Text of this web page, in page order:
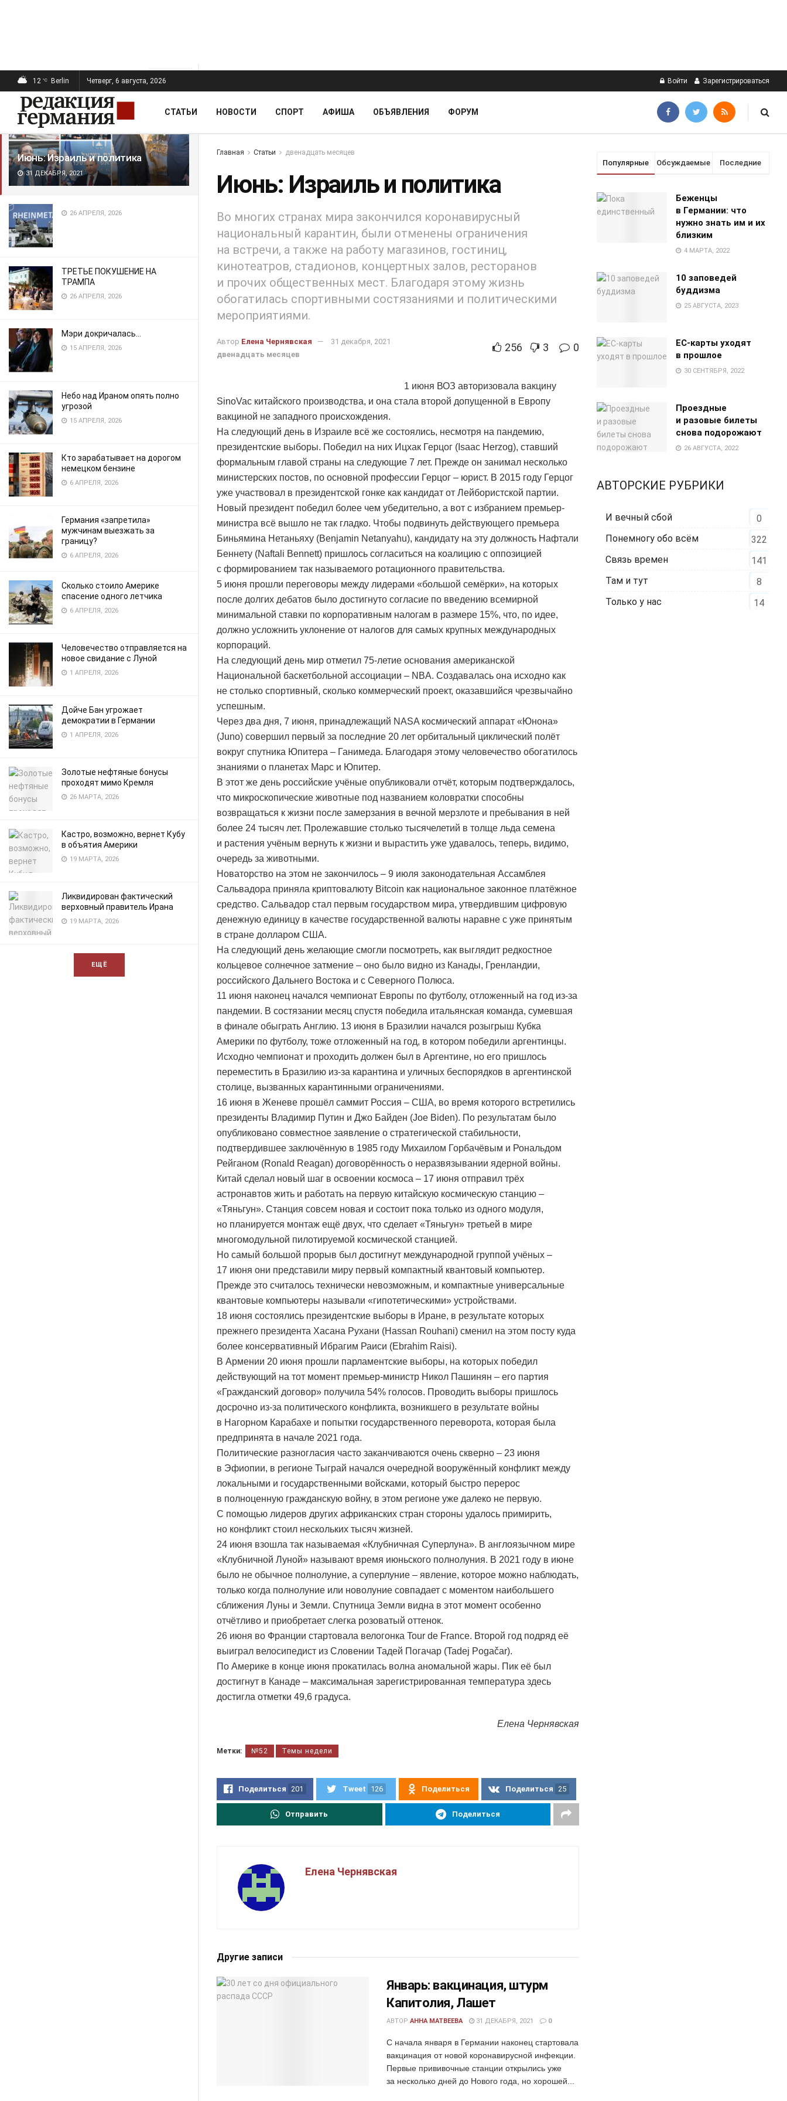
ПОСЛЕДНИЕ
Июнь: Израиль и политика
31 ДЕКАБРЯ, 2021
26 АПРЕЛЯ, 2026
ТРЕТЬЕ ПОКУШЕНИЕ НА
ТРАМПА
26 АПРЕЛЯ, 2026
Мэри докричалась…
15 АПРЕЛЯ, 2026
Небо над Ираном опять полно
угрозой
15 АПРЕЛЯ, 2026
Кто зарабатывает на дорогом
немецком бензине
6 АПРЕЛЯ, 2026
Германия «запретила»
мужчинам выезжать за
границу?
6 АПРЕЛЯ, 2026
Сколько стоило Америке
спасение одного летчика
6 АПРЕЛЯ, 2026
Человечество отправляется на
новое свидание с Луной
1 АПРЕЛЯ, 2026
Дойче Бан угрожает
демократии в Германии
1 АПРЕЛЯ, 2026
Золотые нефтяные бонусы
проходят мимо Кремля
26 МАРТА, 2026
Кастро, возможно, вернет Кубу
в объятия Америки
19 МАРТА, 2026
Ликвидирован фактический
верховный правитель Ирана
19 МАРТА, 2026
ЕЩЁ
12 °C Berlin Четверг, 6 августа, 2026 Войти Зарегистрироваться
СТАТЬИ НОВОСТИ СПОРТ АФИША ОБЪЯВЛЕНИЯ ФОРУМ
Главная Статьи двенадцать месяцев
Июнь: Израиль и политика
Во многих странах мира закончился коронавирусный
национальный карантин, были отменены ограничения
на встречи, а также на работу магазинов, гостиниц,
кинотеатров, стадионов, концертных залов, ресторанов
и прочих общественных мест. Благодаря этому жизнь
обогатилась спортивными состязаниями и политическими
мероприятиями.
Автор Елена Чернявская
31 декабря, 2021
двенадцать месяцев
256 3 0
1 июня ВОЗ авторизовала вакцину
SinoVac китайского производства, и она стала второй допущенной в Европу
вакциной не западного происхождения.
На следующий день в Израиле всё же состоялись, несмотря на пандемию,
президентские выборы. Победил на них Ицхак Герцог (Isaac Herzog), ставший
формальным главой страны на следующие 7 лет. Прежде он занимал несколько
министерских постов, по основной профессии Герцог – юрист. В 2015 году Герцог
уже участвовал в президентской гонке как кандидат от Лейбористской партии.
Новый президент победил более чем убедительно, а вот с избранием премьер-
министра всё вышло не так гладко. Чтобы подвинуть действующего премьера
Биньямина Нетаньяху (Benjamin Netanyahu), кандидату на эту должность Нафтали
Беннету (Naftali Bennett) пришлось согласиться на коалицию с оппозицией
с формированием так называемого ротационного правительства.
5 июня прошли переговоры между лидерами «большой семёрки», на которых
после долгих дебатов было достигнуто согласие по введению всемирной
минимальной ставки по корпоративным налогам в размере 15%, что, по идее,
должно усложнить уклонение от налогов для самых крупных международных
корпораций.
На следующий день мир отметил 75-летие основания американской
Национальной баскетбольной ассоциации – NBA. Создавалась она исходно как
не столько спортивный, сколько коммерческий проект, оказавшийся чрезвычайно
успешным.
Через два дня, 7 июня, принадлежащий NASA космический аппарат «Юнона»
(Juno) совершил первый за последние 20 лет орбитальный циклический полёт
вокруг спутника Юпитера – Ганимеда. Благодаря этому человечество обогатилось
знаниями о планетах Марс и Юпитер.
В этот же день российские учёные опубликовали отчёт, которым подтверждалось,
что микроскопические животные под названием коловратки способны
возвращаться к жизни после замерзания в вечной мерзлоте и пребывания в ней
более 24 тысяч лет. Пролежавшие столько тысячелетий в толще льда семена
и растения учёным вернуть к жизни и вырастить уже удавалось, теперь, видимо,
очередь за животными.
Новаторство на этом не закончилось – 9 июля законодательная Ассамблея
Сальвадора приняла криптовалюту Bitcoin как национальное законное платёжное
средство. Сальвадор стал первым государством мира, утвердившим цифровую
денежную единицу в качестве государственной валюты наравне с уже принятым
в стране долларом США.
На следующий день желающие смогли посмотреть, как выглядит редкостное
кольцевое солнечное затмение – оно было видно из Канады, Гренландии,
российского Дальнего Востока и с Северного Полюса.
11 июня наконец начался чемпионат Европы по футболу, отложенный на год из-за
пандемии. В состязании месяц спустя победила итальянская команда, сумевшая
в финале обыграть Англию. 13 июня в Бразилии начался розыгрыш Кубка
Америки по футболу, тоже отложенный на год, в котором победили аргентинцы.
Исходно чемпионат и проходить должен был в Аргентине, но его пришлось
переместить в Бразилию из-за карантина и уличных беспорядков в аргентинской
столице, вызванных карантинными ограничениями.
16 июня в Женеве прошёл саммит Россия – США, во время которого встретились
президенты Владимир Путин и Джо Байден (Joe Biden). По результатам было
опубликовано совместное заявление о стратегической стабильности,
подтвердившее заключённую в 1985 году Михаилом Горбачёвым и Рональдом
Рейганом (Ronald Reagan) договорённость о неразвязывании ядерной войны.
Китай сделал новый шаг в освоении космоса – 17 июня отправил трёх
астронавтов жить и работать на первую китайскую космическую станцию –
«Тяньгун». Станция совсем новая и состоит пока только из одного модуля,
но планируется монтаж ещё двух, что сделает «Тяньгун» третьей в мире
многомодульной пилотируемой космической станцией.
Но самый большой прорыв был достигнут международной группой учёных –
17 июня они представили миру первый компактный квантовый компьютер.
Прежде это считалось технически невозможным, и компактные универсальные
квантовые компьютеры называли «гипотетическими» устройствами.
18 июня состоялись президентские выборы в Иране, в результате которых
прежнего президента Хасана Рухани (Hassan Rouhani) сменил на этом посту куда
более консервативный Ибрагим Раиси (Ebrahim Raisi).
В Армении 20 июня прошли парламентские выборы, на которых победил
действующий на тот момент премьер-министр Никол Пашинян – его партия
«Гражданский договор» получила 54% голосов. Проводить выборы пришлось
досрочно из-за политического конфликта, возникшего в результате войны
в Нагорном Карабахе и попытки государственного переворота, которая была
предпринята в начале 2021 года.
Политические разногласия часто заканчиваются очень скверно – 23 июня
в Эфиопии, в регионе Тыграй начался очередной вооружённый конфликт между
локальными и государственными войсками, который быстро перерос
в полноценную гражданскую войну, в этом регионе уже далеко не первую.
С помощью лидеров других африканских стран стороны удалось примирить,
но конфликт стоил нескольких тысяч жизней.
24 июня взошла так называемая «Клубничная Суперлуна». В англоязычном мире
«Клубничной Луной» называют время июньского полнолуния. В 2021 году в июне
было не обычное полнолуние, а суперлуние – явление, которое можно наблюдать,
только когда полнолуние или новолуние совпадает с моментом наибольшего
сближения Луны и Земли. Спутница Земли видна в этот момент особенно
отчётливо и приобретает слегка розоватый оттенок.
26 июня во Франции стартовала велогонка Tour de France. Второй год подряд её
выиграл велосипедист из Словении Тадей Погачар (Tadej Pogačar).
По Америке в конце июня прокатилась волна аномальной жары. Пик её был
достигнут в Канаде – максимальная зарегистрированная температура здесь
достигла отметки 49,6 градуса.
Елена Чернявская
Метки: №52 Темы недели
Поделиться 201 Tweet 126 Поделиться Поделиться 25
Отправить Поделиться
Елена Чернявская
Другие записи
Январь: вакцинация, штурм
Капитолия, Лашет
АВТОР АННА МАТВЕЕВА 31 ДЕКАБРЯ, 2021 0
С начала января в Германии наконец стартовала
вакцинация от новой коронавирусной инфекции.
Первые прививочные станции открылись уже
за несколько дней до Нового года, но хорошей...
Популярные Обсуждаемые Последние
Беженцы
в Германии: что
нужно знать им и их
близким
4 МАРТА, 2022
10 заповедей
буддизма
25 АВГУСТА, 2023
EC-карты уходят
в прошлое
30 СЕНТЯБРЯ, 2022
Проездные
и разовые билеты
снова подорожают
26 АВГУСТА, 2022
АВТОРСКИЕ РУБРИКИ
И вечный сбой
0
Понемногу обо всём
322
Связь времен
141
Там и тут
8
Только у нас
14